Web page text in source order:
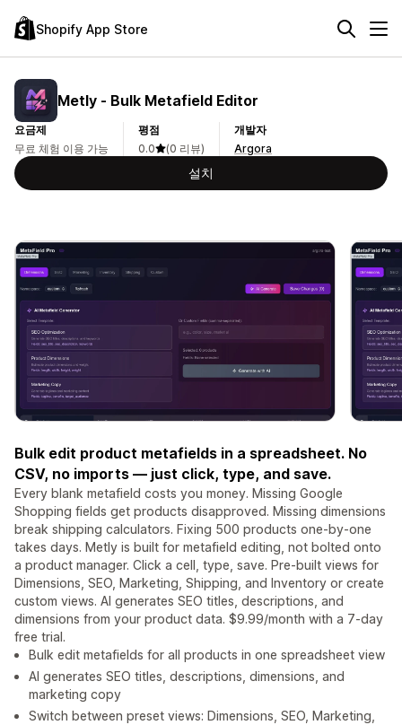
Shopify App Store
Metly ‑ Bulk Metafield Editor
요금제
무료 체험 이용 가능
평점
0.0
(0 리뷰)
개발자
Argora
설치
Bulk edit product metafields in a spreadsheet. No
CSV, no imports — just click, type, and save.
Every blank metafield costs you money. Missing Google
Shopping fields get products disapproved. Missing dimensions
break shipping calculators. Fixing 500 products one-by-one
takes days. Metly is built for metafield editing, not bolted onto
a product manager. Click a cell, type, save. Pre-built views for
Dimensions, SEO, Marketing, Shipping, and Inventory or create
custom views. AI generates SEO titles, descriptions, and
dimensions from your product data. $9.99/month with a 7-day
free trial.
Bulk edit metafields for all products in one spreadsheet view
AI generates SEO titles, descriptions, dimensions, and
marketing copy
Switch between preset views: Dimensions, SEO, Marketing,